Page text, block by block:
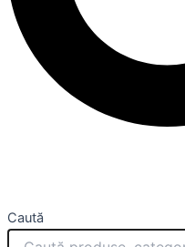
Caută